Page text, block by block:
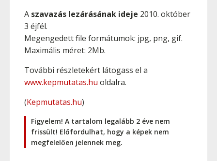
A szavazás lezárásának ideje 2010. október
3 éjfél.
Megengedett file formátumok: jpg, png, gif.
Maximális méret: 2Mb.
További részletekért látogass el a
www.kepmutatas.hu oldalra.
(Kepmutatas.hu)
Figyelem! A tartalom legalább 2 éve nem
frissült! Előfordulhat, hogy a képek nem
megfelelően jelennek meg.